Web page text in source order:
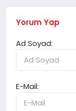
Yorum Yap
Ad Soyad:
E-Mail: